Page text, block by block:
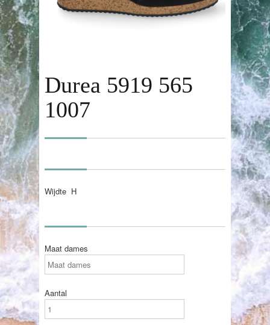
Durea 5919 565
1007
Wijdte H
Maat dames
Aantal